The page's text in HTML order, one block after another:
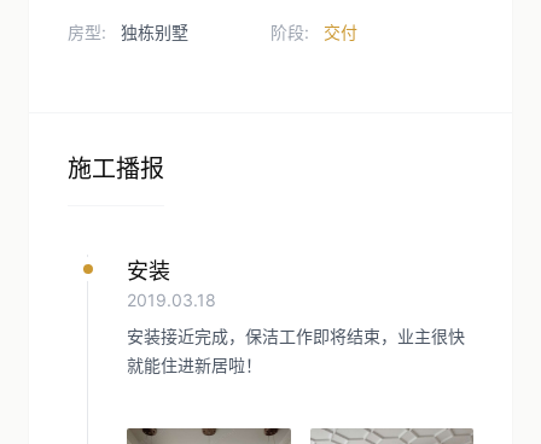
房型: 独栋别墅 阶段: 交付
施工播报
安装
2019.03.18
安装接近完成，保洁工作即将结束，业主很快
就能住进新居啦！